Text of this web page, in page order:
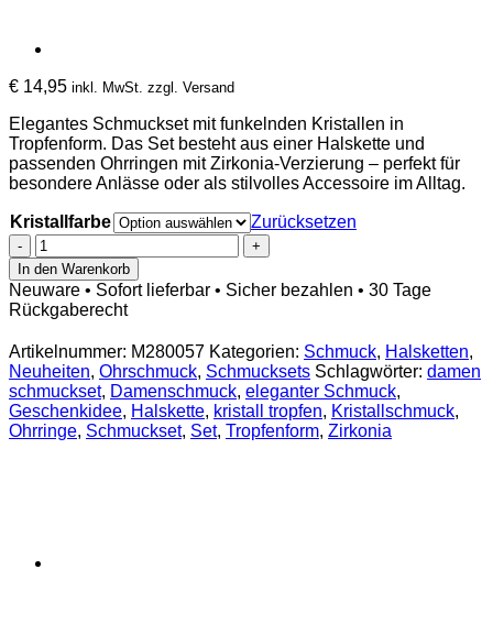
€ 14,95 inkl. MwSt. zzgl. Versand
Elegantes Schmuckset mit funkelnden Kristallen in
Tropfenform. Das Set besteht aus einer Halskette und
passenden Ohrringen mit Zirkonia-Verzierung – perfekt für
besondere Anlässe oder als stilvolles Accessoire im Alltag.
Kristallfarbe
Zurücksetzen
Elegantes
Schmuckset
mit
Kristall
in
Tropfenform
–
Halskette
&
Ohrringe
Menge
In den Warenkorb
Neuware • Sofort lieferbar • Sicher bezahlen • 30 Tage
Rückgaberecht
Artikelnummer: M280057 Kategorien: Schmuck, Halsketten,
Neuheiten, Ohrschmuck, Schmucksets Schlagwörter: damen
schmuckset, Damenschmuck, eleganter Schmuck,
Geschenkidee, Halskette, kristall tropfen, Kristallschmuck,
Ohrringe, Schmuckset, Set, Tropfenform, Zirkonia